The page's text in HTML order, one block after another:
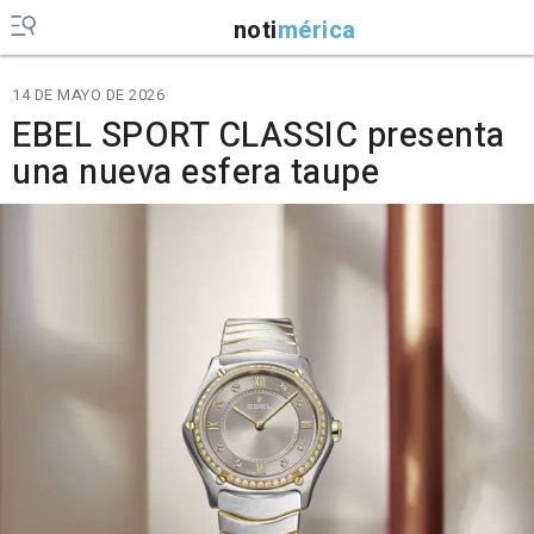
notimérica
14 DE MAYO DE 2026
EBEL SPORT CLASSIC presenta
una nueva esfera taupe